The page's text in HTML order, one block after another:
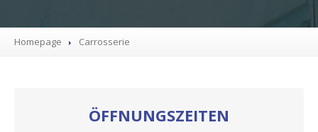
Homepage Carrosserie
ÖFFNUNGSZEITEN